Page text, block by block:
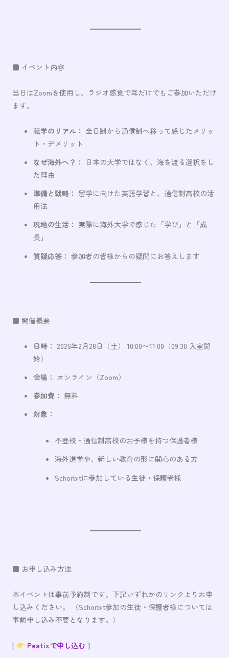
■ イベント内容
当日はZoomを使用し、ラジオ感覚で耳だけでもご参加いただけ
ます。
転学のリアル： 全日制から通信制へ移って感じたメリッ
ト・デメリット
なぜ海外へ？：
日本の大学ではなく、海を渡る選択をし
た理由
準備と戦略： 留学に向けた英語学習と、通信制高校の活
用法
現地の生活： 実際に海外大学で感じた「学び」と「成
長」
質疑応答： 参加者の皆様からの疑問にお答えします
■ 開催概要
日時： 2026年2月28日（土） 10:00〜11:00（09:30 入室開
始）
会場： オンライン（Zoom）
参加費： 無料
対象：
不登校・通信制高校のお子様を持つ保護者様
海外進学や、新しい教育の形に関心のある方
Schorbitに参加している生徒・保護者様
■ お申し込み方法
本イベントは事前予約制です。下記いずれかのリンクよりお申
し込みください。 （Schorbit参加の生徒・保護者様については
事前申し込み不要となります。）
[ Peatixで申し込む ]